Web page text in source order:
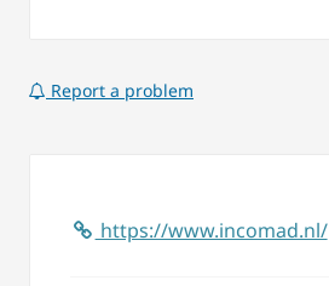
Report a problem
https://www.incomad.nl/